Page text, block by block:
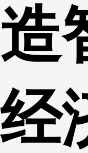
造
经